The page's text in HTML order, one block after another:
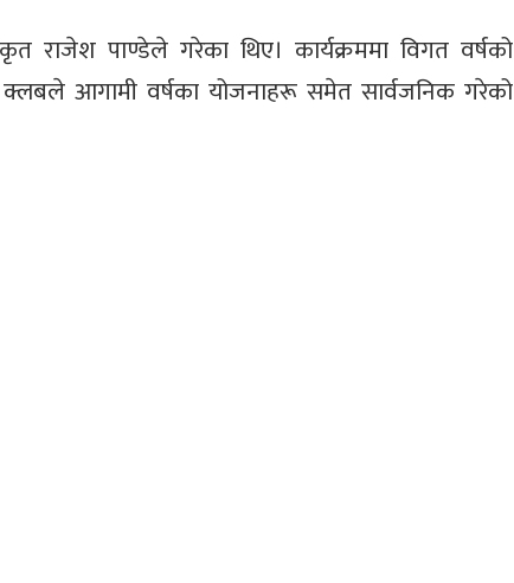
राजेश पाण्डेले गरेका थिए। कार्यक्रममा विगत वर्षको
क्लबले आगामी वर्षका योजनाहरू समेत सार्वजनिक गरेको